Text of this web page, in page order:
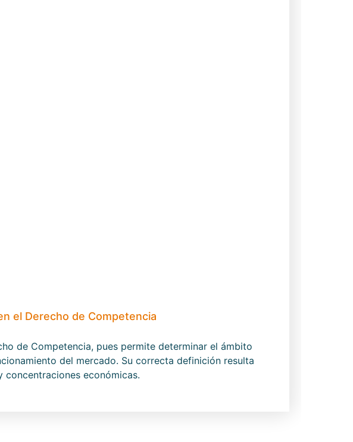
el Derecho de Competencia
de Competencia, pues permite determinar el ámbito
del mercado. Su correcta definición resulta
económicas.